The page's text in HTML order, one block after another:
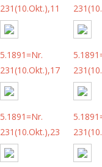
231(10.Okt.),11
5.1891=Nr.
231(10.Okt.),17
5.1891=Nr.
231(10.Okt.),23